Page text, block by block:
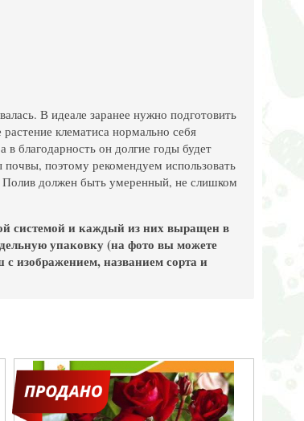
В идеале заранее нужно подготовить
клематиса нормально себя
благодарность он долгие годы будет
поэтому рекомендуем использовать
Полив должен быть умеренный, не слишком
системой и каждый из них выращен в
упаковку (на фото вы можете
изображением, названием сорта и